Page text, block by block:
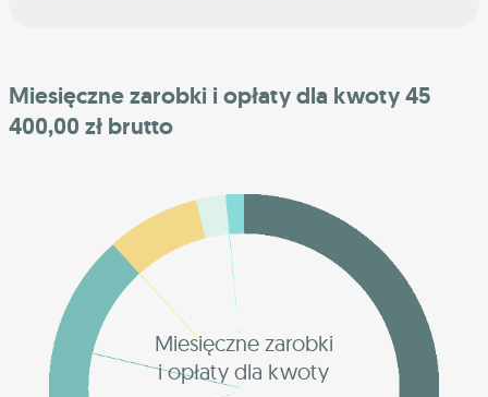
Miesięczne zarobki i opłaty dla kwoty 45
400,00 zł brutto
Miesięczne zarobki
i opłaty dla kwoty